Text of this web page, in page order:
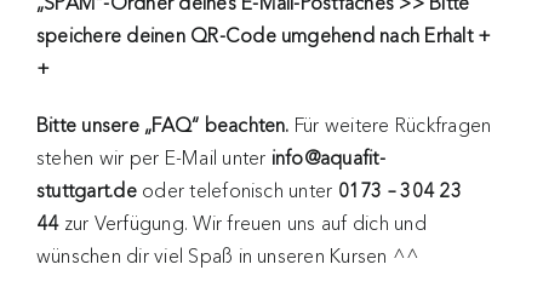
speichere deinen QR-Code umgehend nach Erhalt +
+
Bitte unsere „FAQ“ beachten. Für weitere Rückfragen
stehen wir per E-Mail unter info@aquafit-
stuttgart.deoder telefonisch unter 0173 – 304 23
44zur Verfügung. Wir freuen uns auf dich und
wünschen dir viel Spaß in unseren Kursen ^^